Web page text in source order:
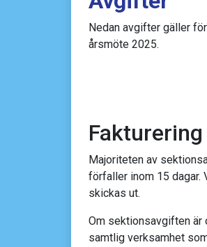
Nedan avgifter gäller
årsmöte 2025.
Majoriteten av
förfaller inom 15 dagar.
skickas ut.
Om sektionsavgiften
samtlig verksamhet